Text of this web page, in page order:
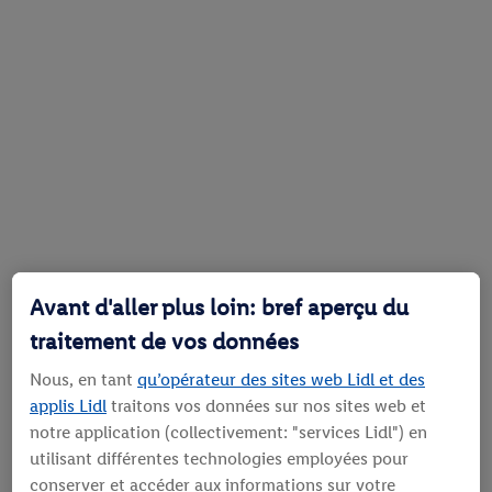
Avant d'aller plus loin: bref aperçu du
traitement de vos données
Nous, en tant qu’opérateur des sites web Lidl et des
applis Lidl traitons vos données sur nos sites web et
notre application (collectivement: "services Lidl") en
utilisant différentes technologies employées pour
conserver et accéder aux informations sur votre